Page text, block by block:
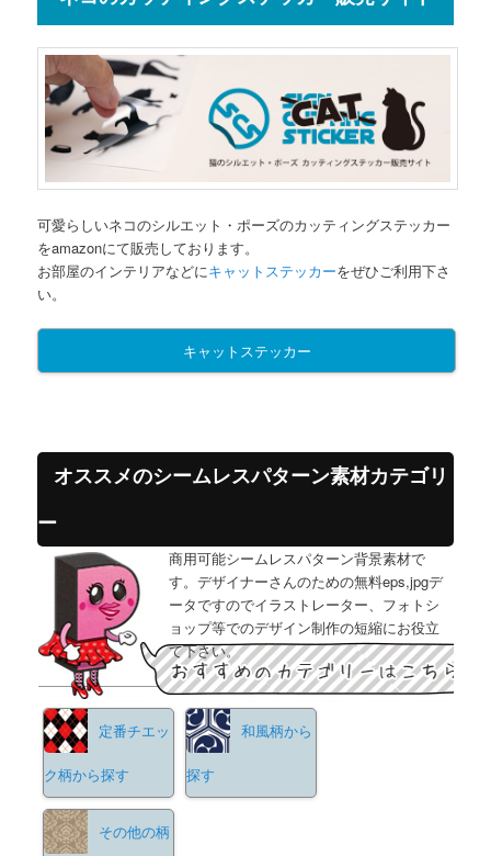
可愛らしいネコのシルエット・ポーズのカッティングステッカー
をamazonにて販売しております。
お部屋のインテリアなどにキャットステッカーをぜひご利用下さ
い。
キャットステッカー
オススメのシームレスパターン素材カテゴリ
ー
商用可能シームレスパターン背景素材で
す。デザイナーさんのための無料eps,jpgデ
ータですのでイラストレーター、フォトシ
ョップ等でのデザイン制作の短縮にお役立
て下さい。
定番チエッ
ク柄から探す
和風柄から
探す
その他の柄